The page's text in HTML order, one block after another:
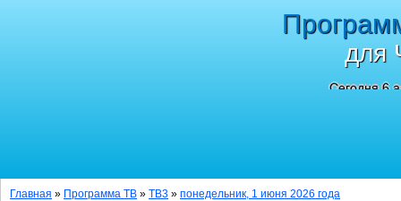
для
Сегодня 6
Главная » Программа ТВ » ТВ3 » понедельник, 1 июня 2026 года